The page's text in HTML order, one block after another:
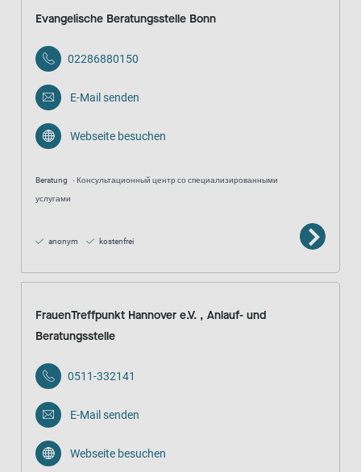
Evangelische Beratungsstelle Bonn
02286880150
E-Mail senden
Webseite besuchen
Beratung
Консультационный центр со специализированными
услугами
anonym kostenfrei
FrauenTreffpunkt Hannover e.V. , Anlauf- und
Beratungsstelle
0511-332141
E-Mail senden
Webseite besuchen